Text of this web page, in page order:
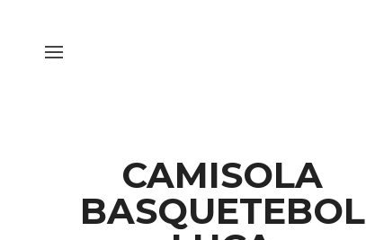
CAMISOLA
BASQUETEBOL